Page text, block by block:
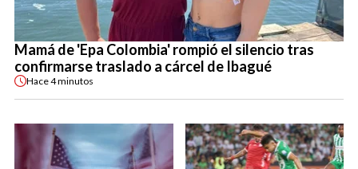
Mamá de 'Epa Colombia' rompió el silencio tras
confirmarse traslado a cárcel de Ibagué
Hace4 minutos